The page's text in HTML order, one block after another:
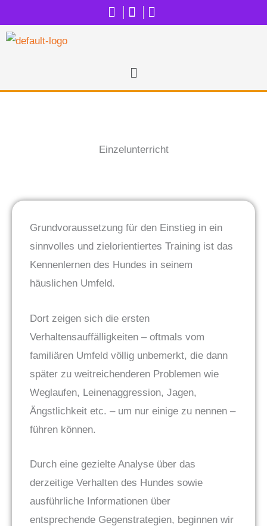
Inhalt
springen
Menü
Einzelunterricht
Grundvoraussetzung für den Einstieg in ein
sinnvolles und zielorientiertes Training ist das
Kennenlernen des Hundes in seinem
häuslichen Umfeld.
Dort zeigen sich die ersten
Verhaltensauffälligkeiten – oftmals vom
familiären Umfeld völlig unbemerkt, die dann
später zu weitreichenderen Problemen wie
Weglaufen, Leinenaggression, Jagen,
Ängstlichkeit etc. – um nur einige zu nennen –
führen können.
Durch eine gezielte Analyse über das
derzeitige Verhalten des Hundes sowie
ausführliche Informationen über
entsprechende Gegenstrategien, beginnen wir